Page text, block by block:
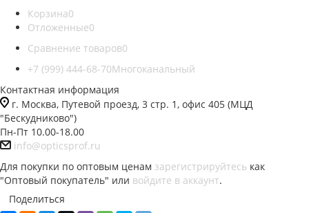
Корзина0
Отложенные0
Сравнение товаров0
+7 (999) 444-68-70Многоканальный
Контактная информация
г. Москва, Путевой проезд, 3 стр. 1, офис 405 (МЦД
"Бескудниково")
Пн-Пт 10.00-18.00
info@opticsprof.ru
Для покупки по оптовым ценам зарегистрируйтесь как
"Оптовый покупатель" или войдите в аккаунт.
Поделиться